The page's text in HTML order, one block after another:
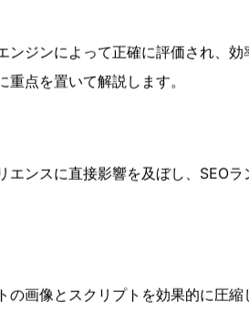
識を反映した詳細な技術記事を提
なリンク獲得とシェアが促進され
や技術プロセスを解説するビデオ
助けとなり、ユーザーの関心を引